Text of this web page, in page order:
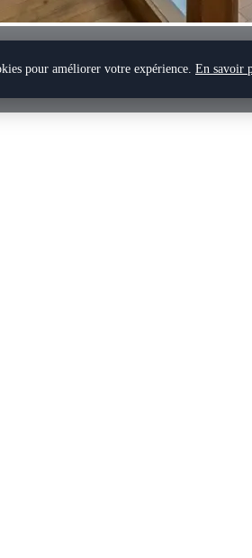
pour améliorer votre expérience. En savoir